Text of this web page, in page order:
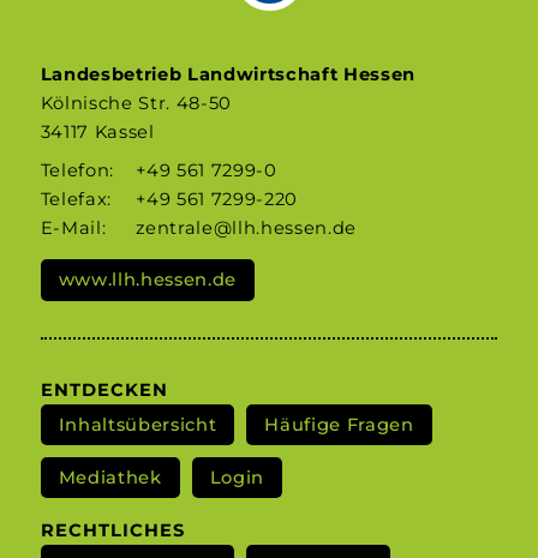
Landesbetrieb Landwirtschaft Hessen
Kölnische Str. 48-50
34117 Kassel
Telefon:
+49 561 7299-0
Telefax:
+49 561 7299-220
E-Mail:
zentrale@llh.hessen.de
www.llh.hessen.de
ENTDECKEN
Inhaltsübersicht
Häufige Fragen
Mediathek Login
RECHTLICHES